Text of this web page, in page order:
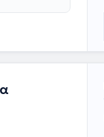
τη
για παιδιά